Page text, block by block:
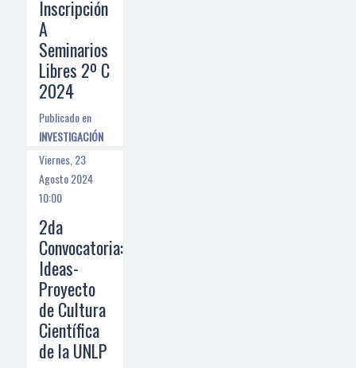
Inscripción
A
Seminarios
Libres 2º C
2024
Publicado en
INVESTIGACIÓN
Viernes, 23
Agosto 2024
10:00
2da
Convocatoria:
Ideas-
Proyecto
de Cultura
Científica
de la UNLP